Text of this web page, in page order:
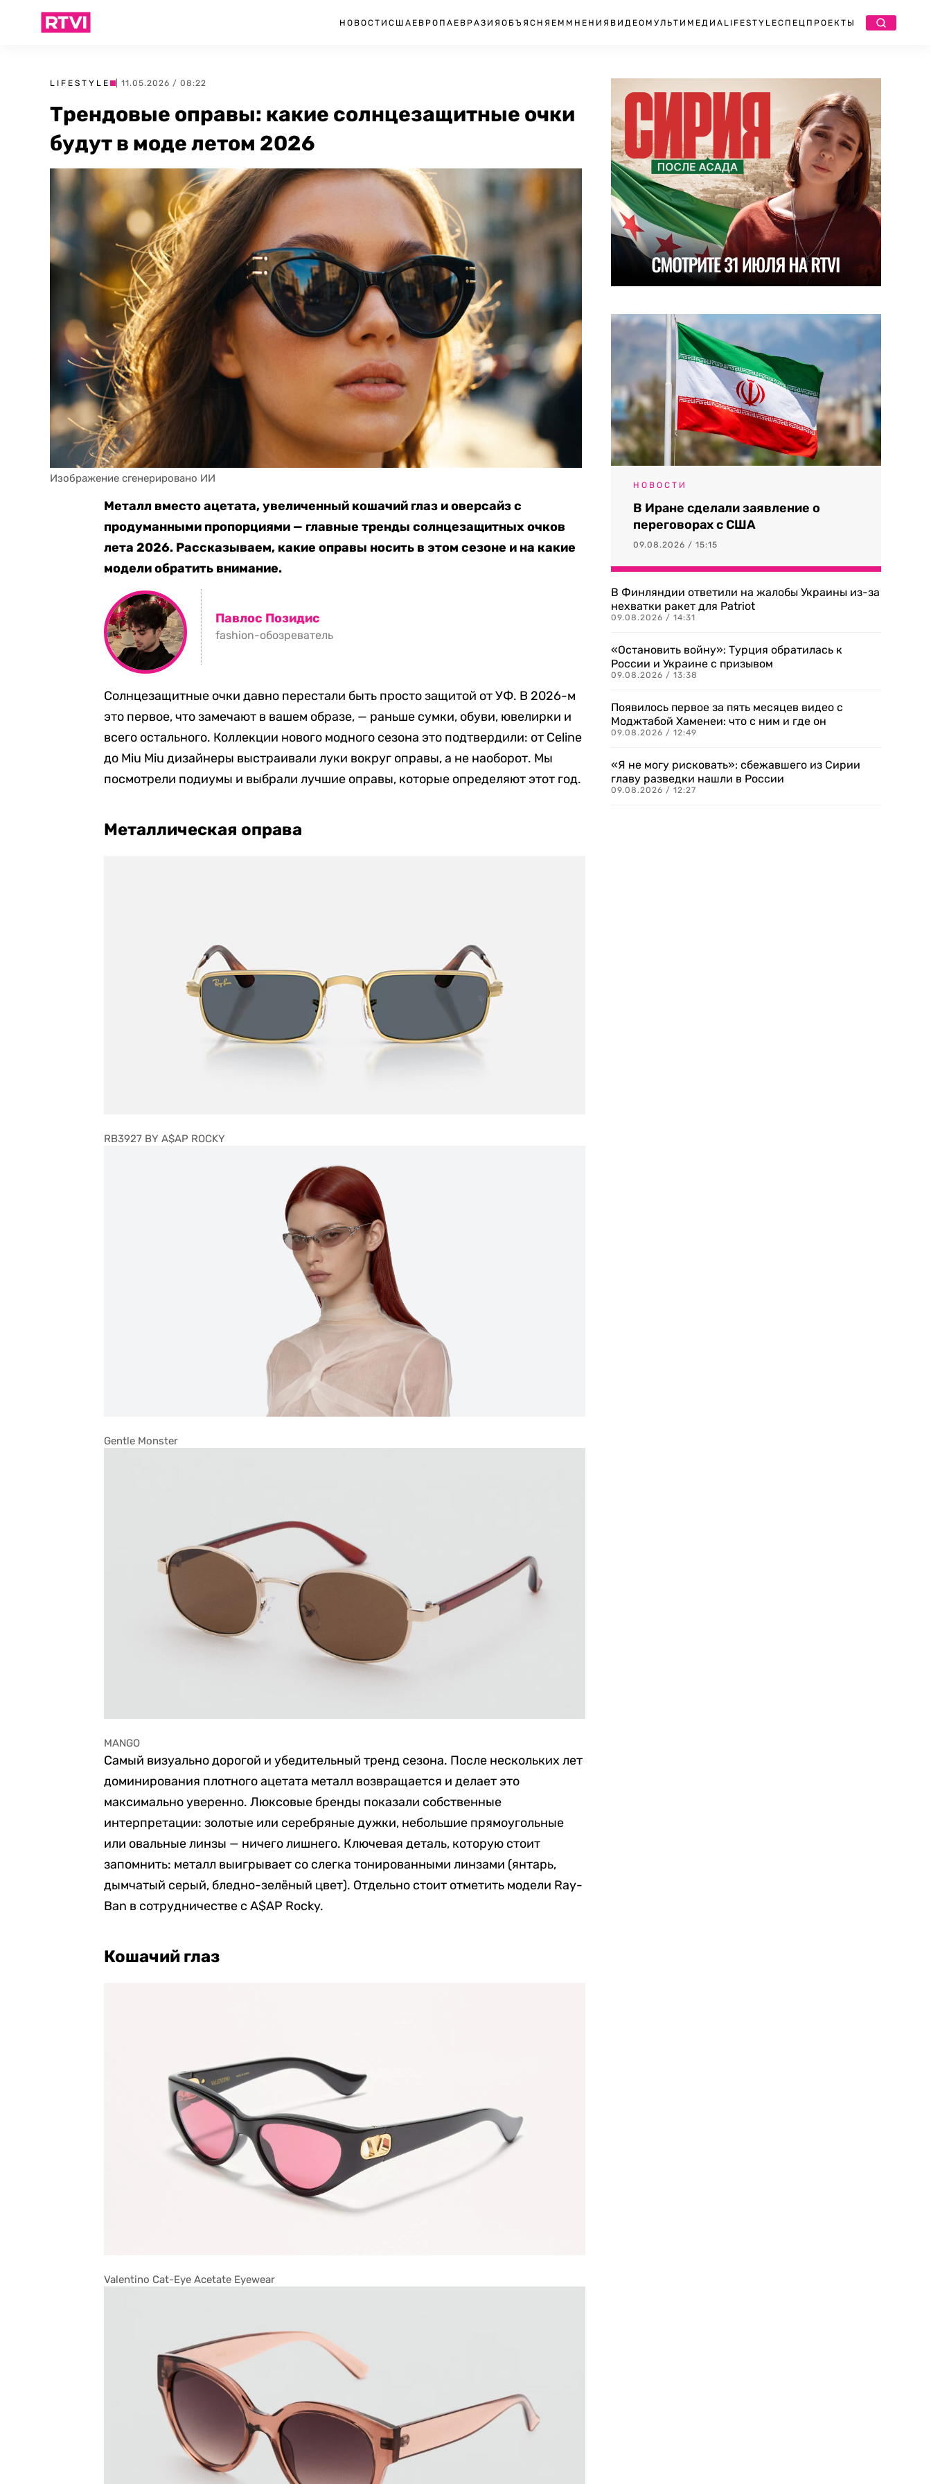
НОВОСТИ США ЕВРОПА ЕВРАЗИЯ ОБЪЯСНЯЕМ МНЕНИЯ ВИДЕО МУЛЬТИМЕДИА LIFESTYLEСПЕЦПРОЕКТЫ
LIFESTYLE | 11.05.2026 / 08:22
Трендовые оправы: какие солнцезащитные очки
будут в моде летом 2026
Изображение сгенерировано ИИ
Металл вместо ацетата, увеличенный кошачий глаз и оверсайз с
продуманными пропорциями — главные тренды солнцезащитных очков
лета 2026. Рассказываем, какие оправы носить в этом сезоне и на какие
модели обратить внимание.
Павлос Позидис
fashion-обозреватель
Солнцезащитные очки давно перестали быть просто защитой от УФ. В 2026-м
это первое, что замечают в вашем образе, — раньше сумки, обуви, ювелирки и
всего остального. Коллекции нового модного сезона это подтвердили: от Celine
до Miu Miu дизайнеры выстраивали луки вокруг оправы, а не наоборот. Мы
посмотрели подиумы и выбрали лучшие оправы, которые определяют этот год.
Металлическая оправа
RB3927 BY A$AP ROCKY
Gentle Monster
MANGO
Самый визуально дорогой и убедительный тренд сезона. После нескольких лет
доминирования плотного ацетата металл возвращается и делает это
максимально уверенно. Люксовые бренды показали собственные
интерпретации: золотые или серебряные дужки, небольшие прямоугольные
или овальные линзы — ничего лишнего. Ключевая деталь, которую стоит
запомнить: металл выигрывает со слегка тонированными линзами (янтарь,
дымчатый серый, бледно-зелёный цвет). Отдельно стоит отметить модели Ray-
Ban в сотрудничестве с A$AP Rocky.
Кошачий глаз
Valentino Cat-Eye Acetate Eyewear
НОВОСТИ
В Иране сделали заявление о
переговорах с США
09.08.2026 / 15:15
В Финляндии ответили на жалобы Украины из-за
нехватки ракет для Patriot
09.08.2026 / 14:31
«Остановить войну»: Турция обратилась к
России и Украине с призывом
09.08.2026 / 13:38
Появилось первое за пять месяцев видео с
Моджтабой Хаменеи: что с ним и где он
09.08.2026 / 12:49
«Я не могу рисковать»: сбежавшего из Сирии
главу разведки нашли в России
09.08.2026 / 12:27